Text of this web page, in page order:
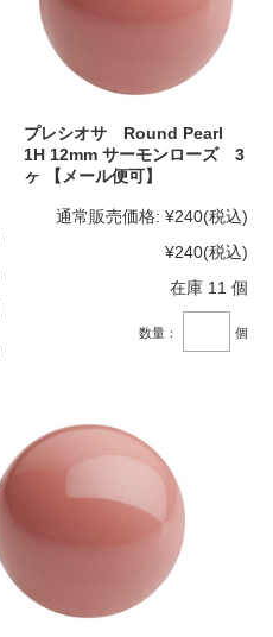
プレシオサ Round Pearl
1H 12mm サーモンローズ 3
ヶ 【メール便可】
通常販売価格: ¥240(税込)
¥240(税込)
在庫 11 個
数量： 個